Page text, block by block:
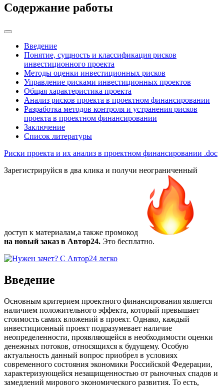
Содержание работы
Введение
Понятие, сущность и классификация рисков
инвестиционного проекта
Методы оценки инвестиционных рисков
Управление рисками инвестиционных проектов
Общая характеристика проекта
Анализ рисков проекта в проектном финансировании
Разработка методов контроля и устранения рисков
проекта в проектном финансировании
Заключение
Список литературы
Риски проекта и их анализ в проектном финансировании .doc
Зарегистрируйся в два клика и получи неограниченный
доступ к материалам,а также промокод
на новый заказ в Автор24. Это бесплатно.
Введение
Основным критерием проектного финансирования является
наличием положительного эффекта, который превышает
стоимость самих вложений в проект. Однако, каждый
инвестиционный проект подразумевает наличие
неопределенности, проявляющейся в необходимости оценки
денежных потоков, относящихся к будущему. Особую
актуальность данный вопрос приобрел в условиях
современного состояния экономики Российской Федерации,
характеризующейся незащищенностью от рыночных спадов и
замедлений мирового экономического развития. То есть,